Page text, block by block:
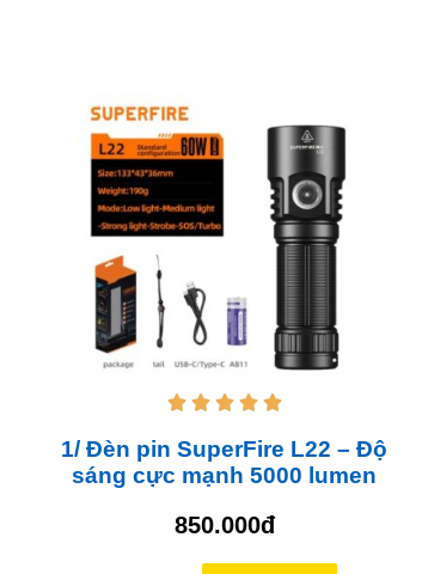
    
1/ Đèn pin SuperFire L22 – Độ
sáng cực mạnh 5000 lumen
850.000đ